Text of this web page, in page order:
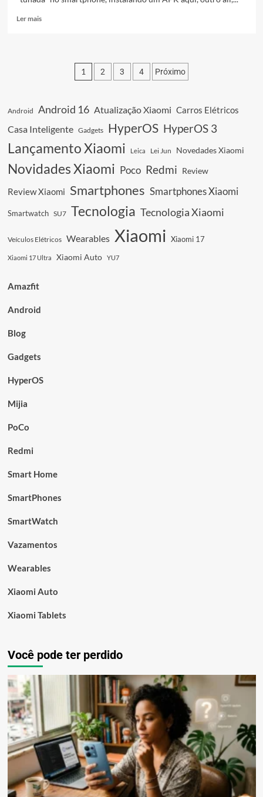
Ler maisLeia
APK
HyperOS:
Aperta
a
Segurança
Paginação
conteúdos
1 2 3 4 Próximo
Android Android 16 Atualização Xiaomi Carros Elétricos
Casa Inteligente Gadgets HyperOS HyperOS 3
Lançamento Xiaomi Leica Lei Jun Novedades Xiaomi
Novidades Xiaomi Poco Redmi Review
Review Xiaomi Smartphones Smartphones Xiaomi
Smartwatch SU7 Tecnologia Tecnologia Xiaomi
Veículos Elétricos Wearables Xiaomi Xiaomi 17
Xiaomi 17 Ultra Xiaomi Auto YU7
Amazfit
Android
Blog
Gadgets
HyperOS
Mijia
PoCo
Redmi
Smart Home
SmartPhones
SmartWatch
Vazamentos
Wearables
Xiaomi Auto
Xiaomi Tablets
Você pode ter perdido